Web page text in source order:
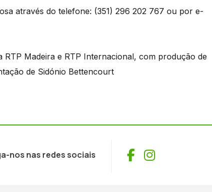
através do telefone: (351) 296 202 767 ou por e-
RTP Madeira e RTP Internacional, com produção de
de Sidónio Bettencourt
nos nas redes sociais Facebook
Instagram